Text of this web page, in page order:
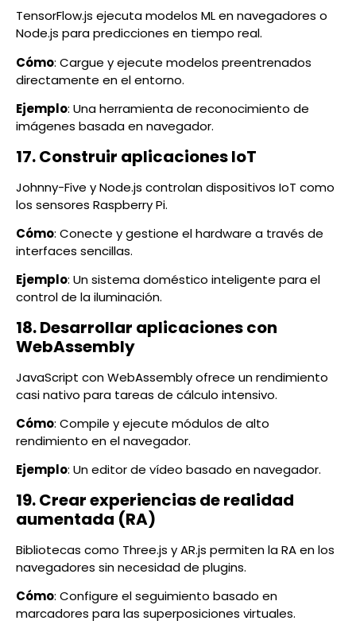
TensorFlow.js ejecuta modelos ML en navegadores o
Node.js para predicciones en tiempo real.
Cómo: Cargue y ejecute modelos preentrenados
directamente en el entorno.
Ejemplo: Una herramienta de reconocimiento de
imágenes basada en navegador.
17. Construir aplicaciones IoT
Johnny-Five y Node.js controlan dispositivos IoT como
los sensores Raspberry Pi.
Cómo: Conecte y gestione el hardware a través de
interfaces sencillas.
Ejemplo: Un sistema doméstico inteligente para el
control de la iluminación.
18. Desarrollar aplicaciones con
WebAssembly
JavaScript con WebAssembly ofrece un rendimiento
casi nativo para tareas de cálculo intensivo.
Cómo: Compile y ejecute módulos de alto
rendimiento en el navegador.
Ejemplo: Un editor de vídeo basado en navegador.
19. Crear experiencias de realidad
aumentada (RA)
Bibliotecas como Three.js y AR.js permiten la RA en los
navegadores sin necesidad de plugins.
Cómo: Configure el seguimiento basado en
marcadores para las superposiciones virtuales.